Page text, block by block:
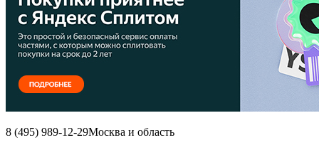
8 (495) 989-12-29Москва и область